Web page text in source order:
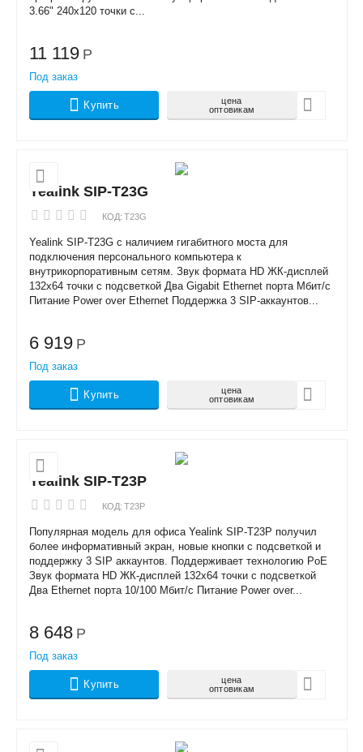
3.66" 240x120 точки с...
11 119 Р
Под заказ
Купить
цена
оптовикам
Yealink SIP-T23G
КОД: T23G
Yealink SIP-T23G с наличием гигабитного моста для
подключения персонального компьютера к
внутрикорпоративным сетям. Звук формата HD ЖК-дисплей
132x64 точки с подсветкой Два Gigabit Ethernet порта Мбит/с
Питание Power over Ethernet Поддержка 3 SIP-аккаунтов...
6 919 Р
Под заказ
Купить
цена
оптовикам
Yealink SIP-T23P
КОД: T23P
Популярная модель для офиса Yealink SIP-T23P получил
более информативный экран, новые кнопки с подсветкой и
поддержку 3 SIP аккаунтов. Поддерживает технологию PoE
Звук формата HD ЖК-дисплей 132x64 точки с подсветкой
Два Ethernet порта 10/100 Мбит/с Питание Power over...
8 648 Р
Под заказ
Купить
цена
оптовикам